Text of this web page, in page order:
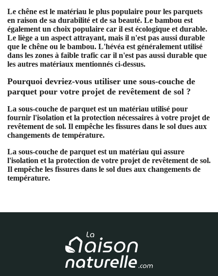
Le chêne est le matériau le plus populaire pour les parquets
en raison de sa durabilité et de sa beauté. Le bambou est
également un choix populaire car il est écologique et durable.
Le liège a un aspect attrayant, mais il n'est pas aussi durable
que le chêne ou le bambou. L'hévéa est généralement utilisé
dans les zones à faible trafic car il n'est pas aussi durable que
les autres matériaux mentionnés ci-dessus.
Pourquoi devriez-vous utiliser une sous-couche de
parquet pour votre projet de revêtement de sol ?
La sous-couche de parquet est un matériau utilisé pour
fournir l'isolation et la protection nécessaires à votre projet de
revêtement de sol. Il empêche les fissures dans le sol dues aux
changements de température.
La sous-couche de parquet est un matériau qui assure
l'isolation et la protection de votre projet de revêtement de sol.
Il empêche les fissures dans le sol dues aux changements de
température.